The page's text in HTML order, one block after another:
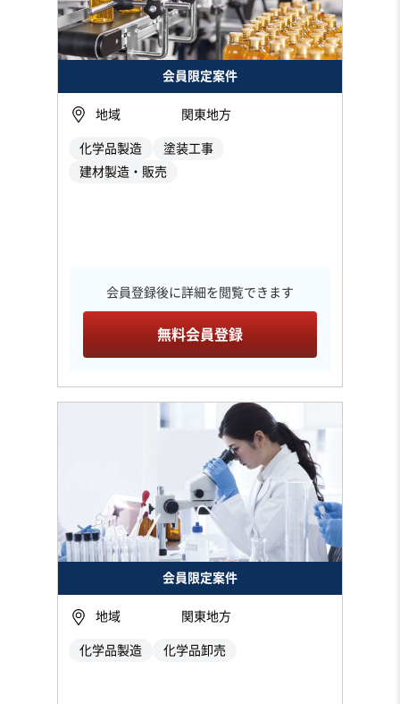
会員限定案件
地域 関東地方
化学品製造
塗装工事
建材製造・販売
会員登録後に詳細を閲覧できます
無料会員登録
会員限定案件
地域 関東地方
化学品製造 化学品卸売